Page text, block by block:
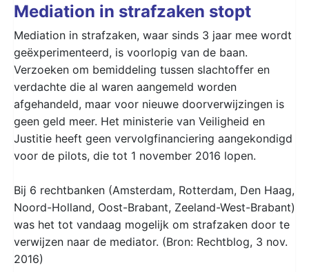
Mediation in strafzaken stopt
Mediation in strafzaken, waar sinds 3 jaar mee wordt
geëxperimenteerd, is voorlopig van de baan.
Verzoeken om bemiddeling tussen slachtoffer en
verdachte die al waren aangemeld worden
afgehandeld, maar voor nieuwe doorverwijzingen is
geen geld meer. Het ministerie van Veiligheid en
Justitie heeft geen vervolgfinanciering aangekondigd
voor de pilots, die tot 1 november 2016 lopen.
Bij 6 rechtbanken (Amsterdam, Rotterdam, Den Haag,
Noord-Holland, Oost-Brabant, Zeeland-West-Brabant)
was het tot vandaag mogelijk om strafzaken door te
verwijzen naar de mediator. (Bron: Rechtblog, 3 nov.
2016)